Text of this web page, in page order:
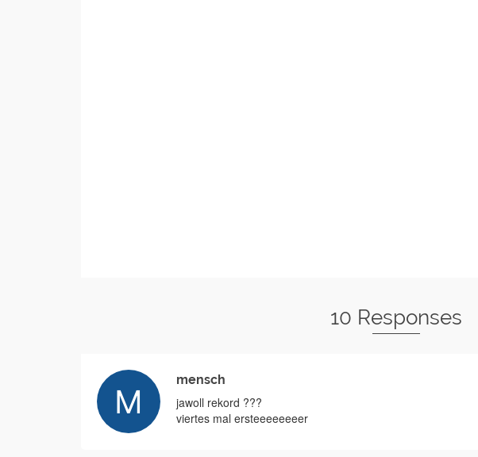
10 Responses
mensch
jawoll rekord ???
viertes mal ersteeeeeeeer